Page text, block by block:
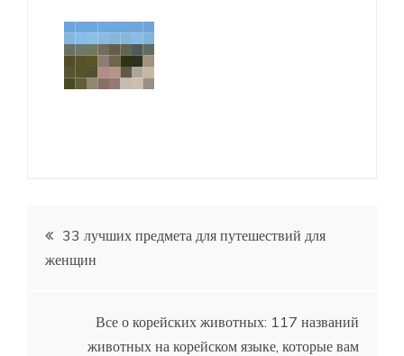
Навигация
записям
33 лучших предмета для путешествий для
женщин
Все о корейских животных: 117 названий
животных на корейском языке, которые вам